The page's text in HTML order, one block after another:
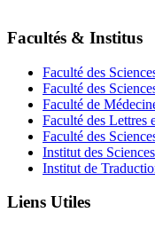
Facultés & Institus
Faculté des
Faculté des
Faculté de
Faculté des Lettres
Faculté des
Institut des
Institut de
Liens Utiles